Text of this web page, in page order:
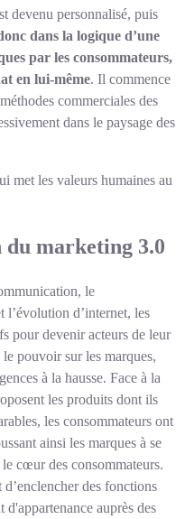
devenu personnalisé, puis
dans la logique d’une
par les consommateurs,
en lui-même. Il commence
commerciales des
dans le paysage des
met les valeurs humaines au
marketing 3.0
le
l’évolution d’internet, les
pour devenir acteurs de leur
pouvoir sur les marques,
à la hausse. Face à la
les produits dont ils
les consommateurs ont
ainsi les marques à se
cœur des consommateurs.
des fonctions
auprès des